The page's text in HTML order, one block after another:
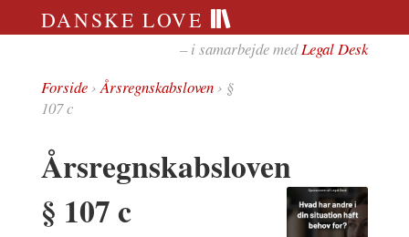
DANSKE LOVE
– i samarbejde medLegal Desk
Forside›Årsregnskabsloven› §
107 c
Årsregnskabsloven
§ 107 c